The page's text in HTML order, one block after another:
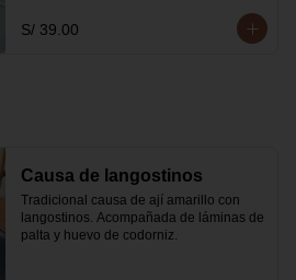
S/ 39.00
Causa de langostinos
Tradicional causa de ají amarillo con
langostinos. Acompañada de láminas de
palta y huevo de codorniz.